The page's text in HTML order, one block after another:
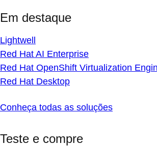
Em destaque
Lightwell
Red Hat AI Enterprise
Red Hat OpenShift Virtualization
Red Hat Desktop
Conheça todas as soluções
Teste e compre